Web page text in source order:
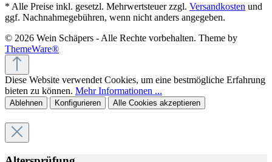
* Alle Preise inkl. gesetzl. Mehrwertsteuer zzgl. Versandkosten und
ggf. Nachnahmegebühren, wenn nicht anders angegeben.
© 2026 Wein Schäpers - Alle Rechte vorbehalten. Theme by
ThemeWare®
Diese Website verwendet Cookies, um eine bestmögliche Erfahrung
bieten zu können. Mehr Informationen ...
Ablehnen Konfigurieren Alle Cookies akzeptieren